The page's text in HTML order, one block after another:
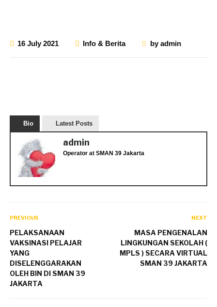
16 July 2021 Info & Berita byadmin
Bio Latest Posts
admin
Operator at SMAN 39 Jakarta
PREVIOUS
PELAKSANAAN
VAKSINASI PELAJAR
YANG
DISELENGGARAKAN
OLEH BIN DI SMAN 39
JAKARTA
NEXT
MASA PENGENALAN
LINGKUNGAN SEKOLAH (
MPLS ) SECARA VIRTUAL
SMAN 39 JAKARTA